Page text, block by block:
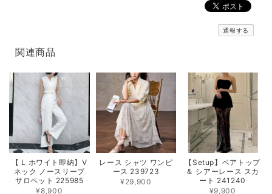
通報する
関連商品
【 L ホワイト即納】V
ネック ノースリーブ
サロペット 225985
¥8,900
レース シャツ ワンピ
ース 239723
¥29,900
【Setup】ベアトップ
＆ シアーレース スカ
ート 241240
¥9,900